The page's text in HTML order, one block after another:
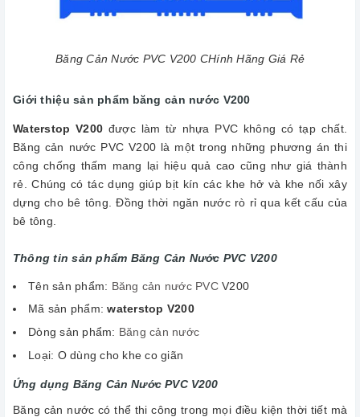
Băng Cản Nước PVC V200 CHính Hãng Giá Rẻ
Giới thiệu sản phẩm băng cản nước V200
Waterstop V200 được làm từ nhựa PVC không có tạp chất.
Băng cản nước PVC V200 là một trong những phương án thi
công chống thấm mang lại hiệu quả cao cũng như giá thành
rẻ. Chúng có tác dụng giúp bịt kín các khe hở và khe nối xây
dựng cho bê tông. Đồng thời ngăn nước rò rỉ qua kết cấu của
bê tông.
Thông tin sản phẩm Băng Cản Nước PVC V200
Tên sản phẩm: Băng cản nước PVCV200
Mã sản phẩm:waterstop V200
Dòng sản phẩm: Băng cản nước
Loại: O dùng cho khe co giãn
Ứng dụng Băng Cản Nước PVC V200
Băng cản nước có thể thi công trong mọi điều kiện thời tiết mà